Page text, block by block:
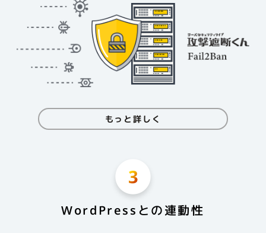
もっと詳しく
WordPressとの連動性